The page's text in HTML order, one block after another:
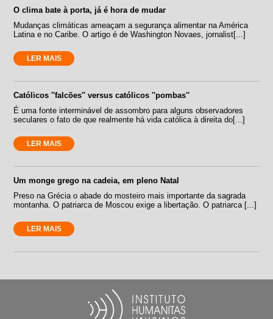
O clima bate à porta, já é hora de mudar
Mudanças climáticas ameaçam a segurança alimentar na América
Latina e no Caribe. O artigo é de Washington Novaes, jornalist[...]
LER MAIS
Católicos ''falcões'' versus católicos ''pombas''
É uma fonte interminável de assombro para alguns observadores
seculares o fato de que realmente há vida católica à direita do[...]
LER MAIS
Um monge grego na cadeia, em pleno Natal
Preso na Grécia o abade do mosteiro mais importante da sagrada
montanha. O patriarca de Moscou exige a libertação. O patriarca [...]
LER MAIS